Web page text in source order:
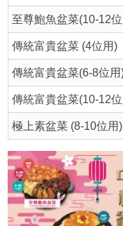
至尊鮑魚盆菜(10-12
傳統富貴盆菜 (4位用)
傳統富貴盆菜(6-8位用
傳統富貴盆菜(10-12
極上素盆菜 (8-10位用)